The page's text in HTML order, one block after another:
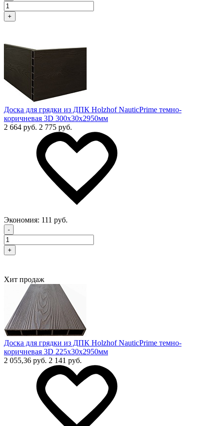
+
Доска для грядки из ДПК Holzhof NauticPrime темно-
коричневая 3D 300х30х2950мм
2 664 руб. 2 775 руб.
Экономия: 111 руб.
-
+
Хит продаж
Доска для грядки из ДПК Holzhof NauticPrime темно-
коричневая 3D 225х30х2950мм
2 055,36 руб. 2 141 руб.